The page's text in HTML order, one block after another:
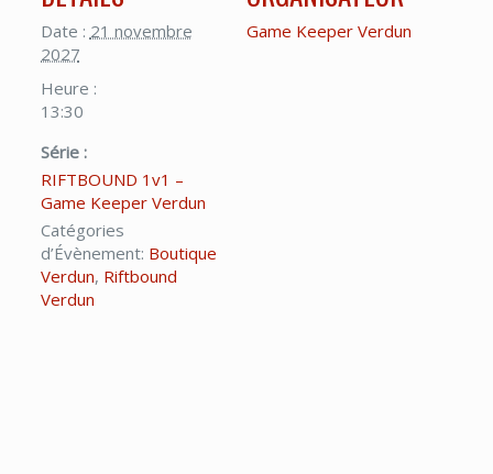
Date : 21 novembre
2027
Heure :
13:30
Série :
RIFTBOUND 1v1 –
Game Keeper Verdun
Catégories
d’Évènement: Boutique
Verdun, Riftbound
Verdun
Game Keeper Verdun